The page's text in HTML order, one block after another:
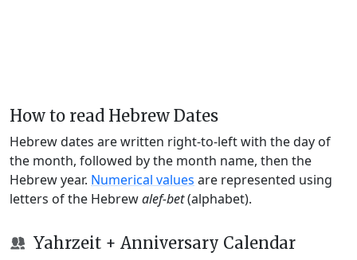
How to read Hebrew Dates
Hebrew dates are written right-to-left with the day of
the month, followed by the month name, then the
Hebrew year. Numerical values are represented using
letters of the Hebrewalef-bet(alphabet).
Yahrzeit + Anniversary Calendar